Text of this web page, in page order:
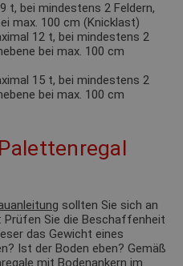
t, bei mindestens 2 Feldern,
max. 100 cm (Knicklast)
12 t, bei mindestens 2
bei max. 100 cm
15 t, bei mindestens 2
bei max. 100 cm
sollten Sie sich an
Prüfen Sie die Beschaffenheit
das Gewicht eines
Ist der Boden eben? Gemäß
mit Bodenankern im